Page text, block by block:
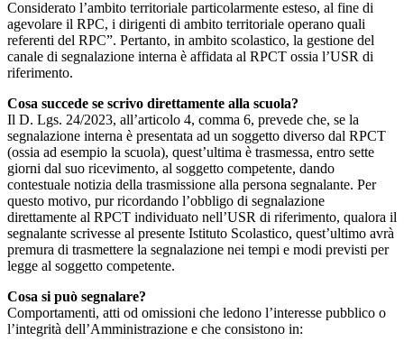
Considerato l’ambito territoriale particolarmente esteso, al fine di
agevolare il RPC, i dirigenti di ambito territoriale operano quali
referenti del RPC”. Pertanto, in ambito scolastico, la gestione del
canale di segnalazione interna è affidata al RPCT ossia l’USR di
riferimento.
Cosa succede se scrivo direttamente alla scuola?
Il D. Lgs. 24/2023, all’articolo 4, comma 6, prevede che, se la
segnalazione interna è presentata ad un soggetto diverso dal RPCT
(ossia ad esempio la scuola), quest’ultima è trasmessa, entro sette
giorni dal suo ricevimento, al soggetto competente, dando
contestuale notizia della trasmissione alla persona segnalante. Per
questo motivo, pur ricordando l’obbligo di segnalazione
direttamente al RPCT individuato nell’USR di riferimento, qualora il
segnalante scrivesse al presente Istituto Scolastico, quest’ultimo avrà
premura di trasmettere la segnalazione nei tempi e modi previsti per
legge al soggetto competente.
Cosa si può segnalare?
Comportamenti, atti od omissioni che ledono l’interesse pubblico o
l’integrità dell’Amministrazione e che consistono in: